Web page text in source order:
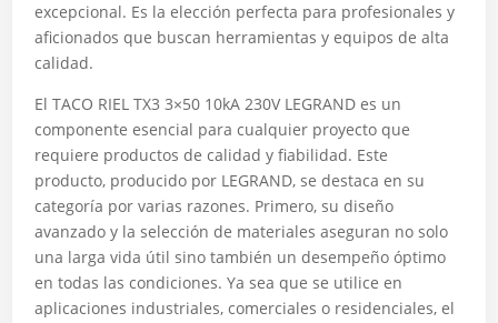
excepcional. Es la elección perfecta para profesionales y
aficionados que buscan herramientas y equipos de alta
calidad.
El TACO RIEL TX3 3×50 10kA 230V LEGRAND es un
componente esencial para cualquier proyecto que
requiere productos de calidad y fiabilidad. Este
producto, producido por LEGRAND, se destaca en su
categoría por varias razones. Primero, su diseño
avanzado y la selección de materiales aseguran no solo
una larga vida útil sino también un desempeño óptimo
en todas las condiciones. Ya sea que se utilice en
aplicaciones industriales, comerciales o residenciales, el